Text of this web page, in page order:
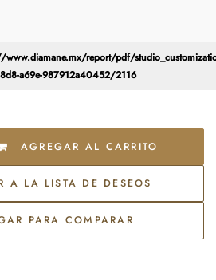
report/pdf/
a69e-987912a40452/2116
AGREGAR AL CARRITO
PARA COMPARAR
A LA LISTA DE DESEOS